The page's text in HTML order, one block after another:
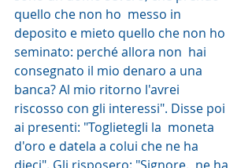
quello che non ho  messo in
deposito e mieto quello che non ho
seminato: perché allora non  hai
consegnato il mio denaro a una
banca? Al mio ritorno l'avrei
riscosso con gli interessi". Disse poi
ai presenti: "Toglietegli la  moneta
d'oro e datela a colui che ne ha